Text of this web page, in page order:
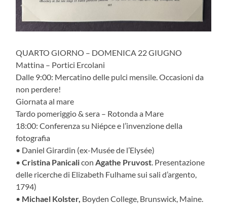
QUARTO GIORNO – DOMENICA 22 GIUGNO
Mattina – Portici Ercolani
Dalle 9:00: Mercatino delle pulci mensile. Occasioni da
non perdere!
Giornata al mare
Tardo pomeriggio & sera – Rotonda a Mare
18:00: Conferenza su Niépce e l’invenzione della
fotografia
• Daniel Girardin (ex-Musée de l’Elysée)
•Cristina Panicalicon Agathe Pruvost . Presentazione
delle ricerche di Elizabeth Fulhame sui sali d’argento,
1794)
• Michael Kolster, Boyden College, Brunswick, Maine.